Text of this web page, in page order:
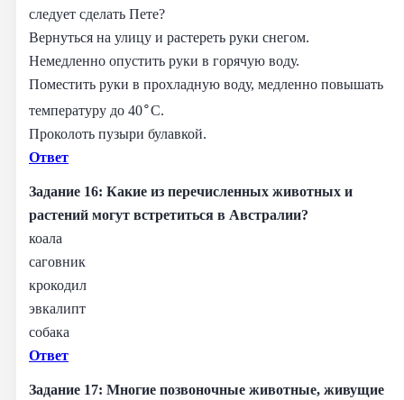
следует сделать Пете?
Вернуться на улицу и растереть руки снегом.
Немедленно опустить руки в горячую воду.
Поместить руки в прохладную воду, медленно повышать
температуру до 40∘C.
Проколоть пузыри булавкой.
Ответ
Задание 16: Какие из перечисленных животных и
растений могут встретиться в Австралии?
коала
саговник
крокодил
эвкалипт
собака
Ответ
Задание 17: Многие позвоночные животные, живущие